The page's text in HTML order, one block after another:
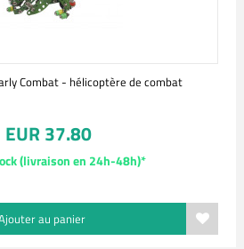
Combat - hélicoptère de combat
EUR 37.80
(livraison en 24h-48h)*
au panier